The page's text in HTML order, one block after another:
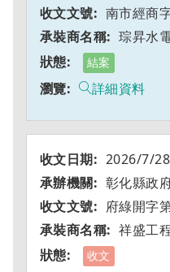
南市經商
琮昇水
結案
詳細資料
2026/7/28
彰化縣政
府綠開字
祥盛工
收文